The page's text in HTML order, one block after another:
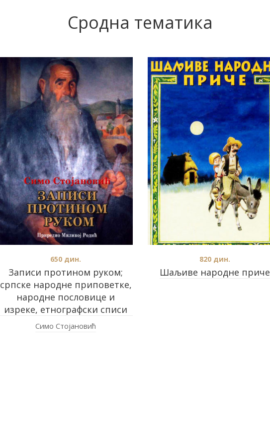
Сродна тематика
Записи протином руком;
српске народне приповетке,
народне пословице и
изреке, етнографски списи
650 дин.
Симо Стојановић
Шаљиве народне приче
820 дин.